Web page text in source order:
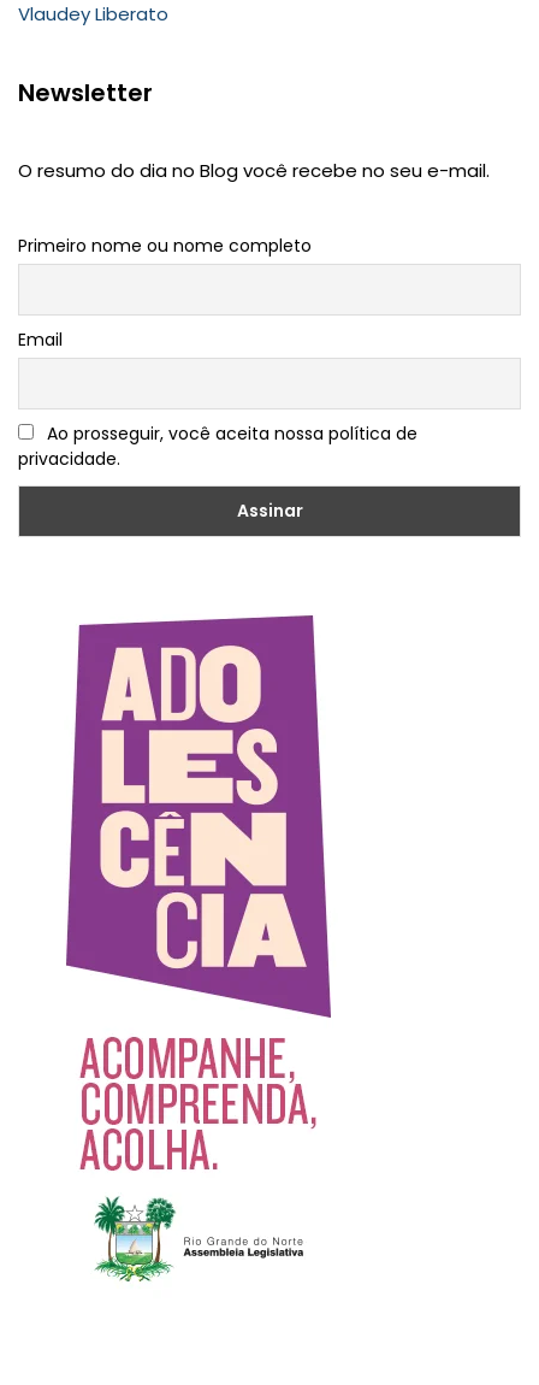
Vlaudey Liberato
Newsletter
O resumo do dia no Blog você recebe no seu e-mail.
Primeiro nome ou nome completo
Email
Ao prosseguir, você aceita nossa política de
privacidade.